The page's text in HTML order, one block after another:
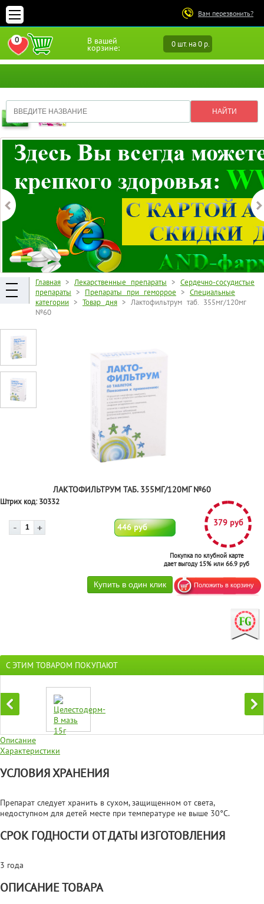
Вам перезвонить?
В вашей
корзине: 0 шт. на 0 р.
0
ПЕРЕЙТИ В ИЗБРАННОЕ
Главная > Лекарственные препараты > Сердечно-сосудистые
препараты > Препараты при геморрое > Специальные
категории > Товар дня > Лактофильтрум таб. 355мг/120мг
№60
ЛАКТОФИЛЬТРУМ ТАБ. 355МГ/120МГ №60
Штрих код:30332
446 руб 379 руб
Покупка по клубной карте
дает выгоду 15% или 66.9 руб
С ЭТИМ ТОВАРОМ ПОКУПАЮТ
Описание
Характеристики
УСЛОВИЯ ХРАНЕНИЯ
Препарат следует хранить в сухом, защищенном от света,
недоступном для детей месте при температуре не выше 30°С.
СРОК ГОДНОСТИ ОТ ДАТЫ ИЗГОТОВЛЕНИЯ
3 года
ОПИСАНИЕ ТОВАРА